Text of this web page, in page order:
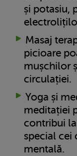
și potasiu,
Masaj
picioare
mușchilor
circulației.
Yoga și
meditației
contribui
special cei
mentală.